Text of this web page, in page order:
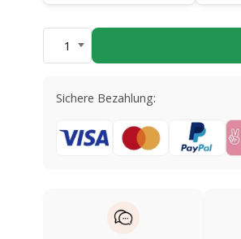
1
Sichere Bezahlung: